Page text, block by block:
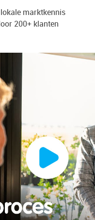
marktkennis
200+ klanten